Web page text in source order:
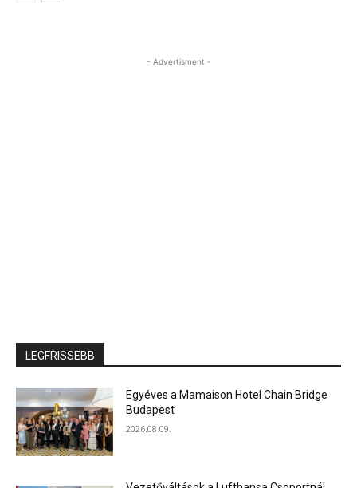
- Advertisment -
LEGFRISSEBB
Egyéves a Mamaison Hotel Chain Bridge
Budapest
2026.08.09.